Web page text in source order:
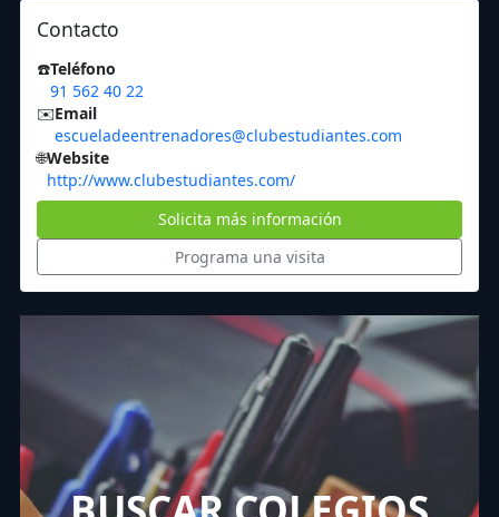
Contacto
☎️Teléfono
91 562 40 22
✉️Email
escueladeentrenadores@clubestudiantes.com
🌐Website
http://www.clubestudiantes.com/
Solicita más información
Programa una visita